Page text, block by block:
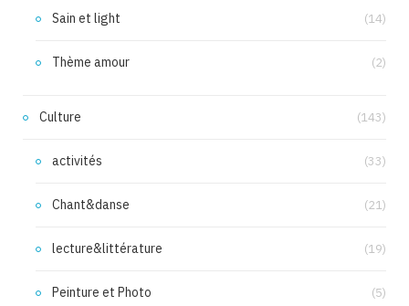
Sain et light (14)
Thème amour (2)
Culture (143)
activités (33)
Chant&danse (21)
lecture&littérature (19)
Peinture et Photo (5)